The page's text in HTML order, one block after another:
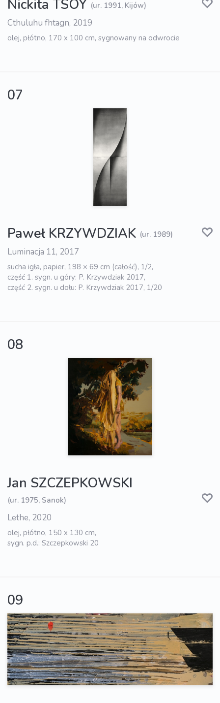
Nickita TSOY (ur. 1991, Kijów)
Cthuluhu fhtagn, 2019
olej, płótno, 170 x 100 cm, sygnowany na odwrocie
07
Paweł KRZYWDZIAK (ur. 1989)
Luminacja 11, 2017
sucha igła, papier, 198 × 69 cm (całość), 1/2,
część 1. sygn. u góry: P. Krzywdziak 2017,
część 2. sygn. u dołu: P. Krzywdziak 2017, 1/20
08
Jan SZCZEPKOWSKI
(ur. 1975, Sanok)
Lethe, 2020
olej, płótno, 150 x 130 cm,
sygn. p.d.: Szczepkowski 20
09